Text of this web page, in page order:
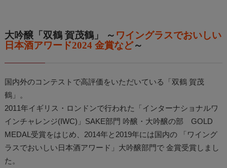
大吟醸「双鶴 賀茂鶴」 ～ ワイングラスでおいしい
日本酒アワード2024 金賞など～
国内外のコンテストで高評価をいただいている「双鶴 賀茂
鶴」。
2011年イギリス・ロンドンで行われた「インターナショナルワ
インチャレンジ(IWC)」SAKE部門 吟醸・大吟醸の部 GOLD
MEDAL受賞をはじめ、2014年と2019年には国内の 「ワイング
ラスでおいしい日本酒アワード」大吟醸部門で 金賞受賞しまし
た。